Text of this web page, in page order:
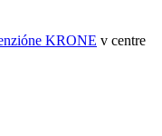
KRONE v centre